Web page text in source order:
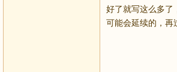
好了就写这么多了
可能会延续的，再